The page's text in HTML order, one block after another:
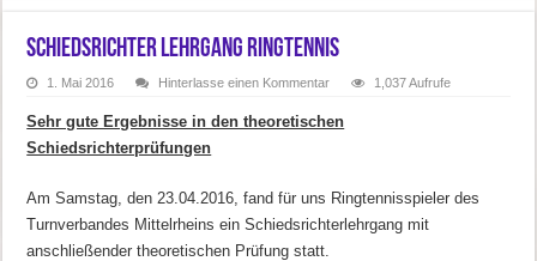
Schiedsrichter Lehrgang Ringtennis
1. Mai 2016 Hinterlasse einen Kommentar 1,037 Aufrufe
Sehr gute Ergebnisse in den theoretischen
Schiedsrichterprüfungen
Am Samstag, den 23.04.2016, fand für uns Ringtennisspieler des
Turnverbandes Mittelrheins ein Schiedsrichterlehrgang mit
anschließender theoretischen Prüfung statt.